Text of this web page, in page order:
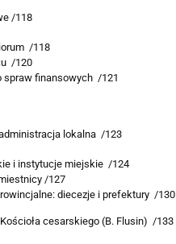
/118
/118
/120
spraw finansowych /121
lokalna /123
i instytucje miejskie /124
/127
diecezje i prefektury /130
Kościoła cesarskiego (B. Flusin) /133